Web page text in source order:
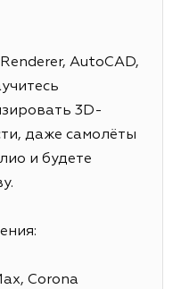
AutoCAD,
3D-
даже самолёты
и будете
Corona